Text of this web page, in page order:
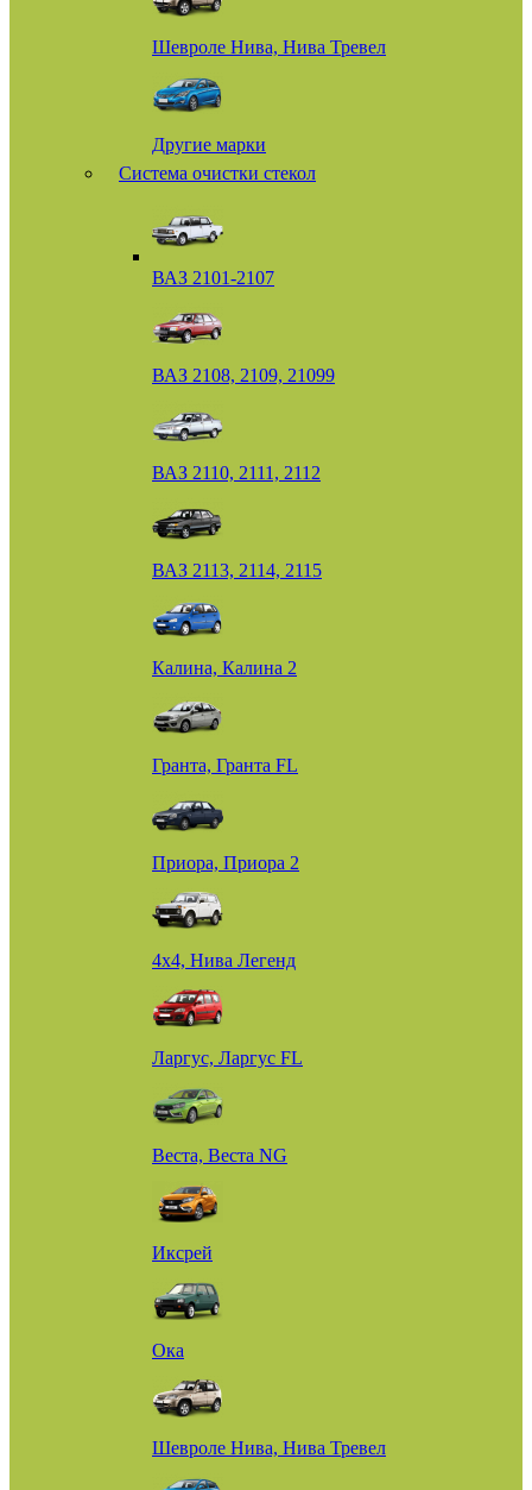
Шевроле Нива, Нива Тревел
Другие марки
Система очистки стекол
ВАЗ 2101-2107
ВАЗ 2108, 2109, 21099
ВАЗ 2110, 2111, 2112
ВАЗ 2113, 2114, 2115
Калина, Калина 2
Гранта, Гранта FL
Приора, Приора 2
4х4, Нива Легенд
Ларгус, Ларгус FL
Веста, Веста NG
Иксрей
Ока
Шевроле Нива, Нива Тревел